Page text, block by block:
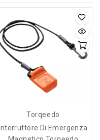
Torqeedo
Interruttore Di Emergenza